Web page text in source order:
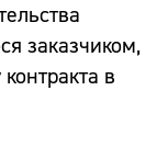
заказчиком,
в